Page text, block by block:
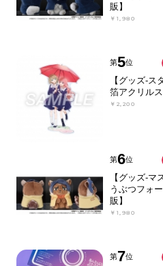
販】
￥1,980
第5位
【グッズ-ス
箔アクリル
￥2,200
第6位
【グッズ-
うぶつフォ
販】
￥1,980
第7位